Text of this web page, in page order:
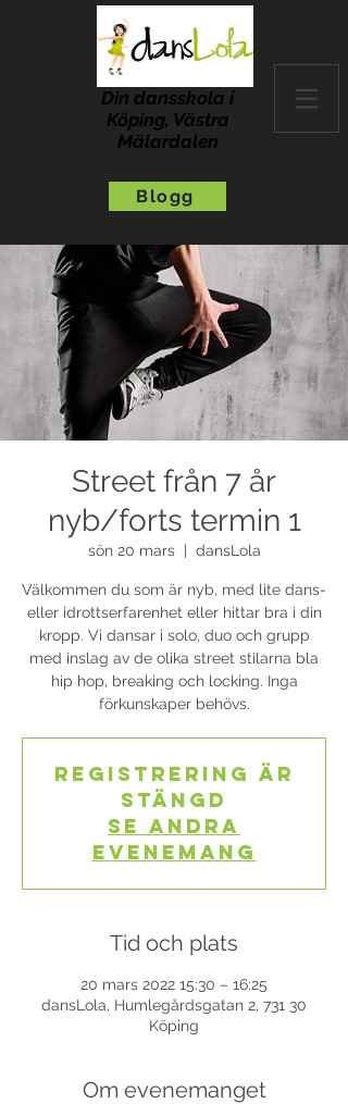
Din dansskola i
Köping, Västra
Mälardalen
Blogg
Street från 7 år
nyb/forts termin 1
sön 20 mars
  |
dansLola
Välkommen du som är nyb, med lite dans-
eller idrottserfarenhet eller hittar bra i din
kropp. Vi dansar i solo, duo och grupp
med inslag av de olika street stilarna bla
hip hop, breaking och locking. Inga
förkunskaper behövs.
Registrering är
stängd
Se andra
evenemang
Tid och plats
20 mars 2022 15:30 – 16:25
dansLola, Humlegårdsgatan 2, 731 30
Köping
Om evenemanget